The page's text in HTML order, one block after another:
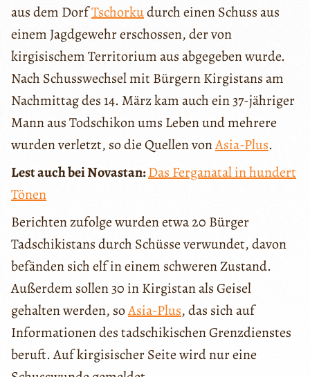
aus dem DorfTschorkudurch einen Schuss aus
einem Jagdgewehr erschossen, der von
kirgisischem Territorium aus abgegeben wurde.
Nach Schusswechsel mit Bürgern Kirgistans am
Nachmittag des 14. März kam auch ein 37-jähriger
Mann aus Todschikon ums Leben und mehrere
wurden verletzt, so die Quellen vonAsia-Plus.
Lest auch bei Novastan:Das Ferganatal in hundert
Tönen
Berichten zufolge wurden etwa 20 Bürger
Tadschikistans durch Schüsse verwundet, davon
befänden sich elf in einem schweren Zustand.
Außerdem sollen 30 in Kirgistan als Geisel
gehalten werden, soAsia-Plus, das sich auf
Informationen des tadschikischen Grenzdienstes
beruft. Auf kirgisischer Seite wird nur eine